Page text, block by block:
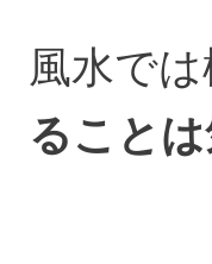
風水で
ること